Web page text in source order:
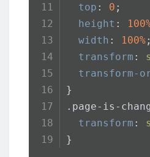
top : 0 ;
height :
width : 100%;
transform :
transform-
}
.page-is-
transform :
}